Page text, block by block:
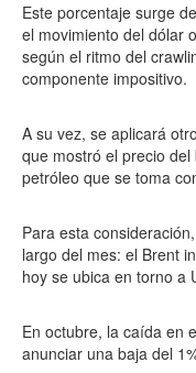
Este porcentaje surge
el movimiento del dólar
según el ritmo del
componente impositivo.
A su vez, se aplicará
que mostró el precio
petróleo que se toma
Para esta
largo del mes: el Brent
hoy se ubica en torno a
En octubre, la caída en
anunciar una baja del